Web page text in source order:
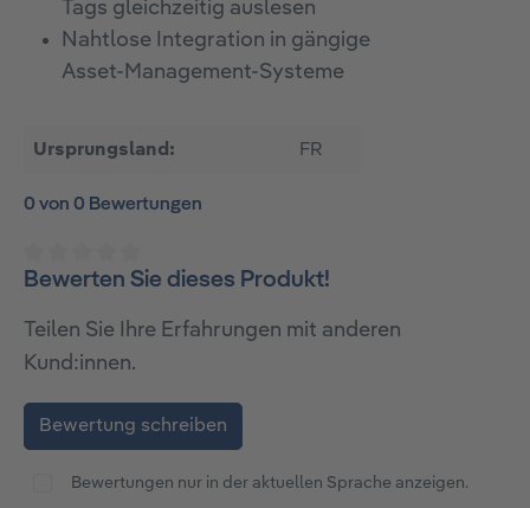
Tags gleichzeitig auslesen
Nahtlose Integration in gängige
Asset‑Management‑Systeme
Ursprungsland: FR
0 von 0 Bewertungen
Durchschnittliche Bewertung von 0 von 5 Sternen
Bewerten Sie dieses Produkt!
Teilen Sie Ihre Erfahrungen mit anderen
Kund:innen.
Bewertung schreiben
Bewertungen nur in der aktuellen Sprache anzeigen.